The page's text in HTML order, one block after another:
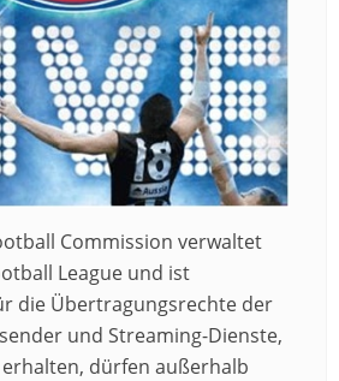
Commission verwaltet
League und ist
die Übertragungsrechte der
und Streaming-Dienste,
erhalten, dürfen außerhalb